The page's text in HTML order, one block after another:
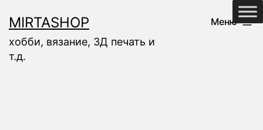
содержимому
MIRTASHOP
хобби, вязание, 3Д печать и
т.д.
Меню